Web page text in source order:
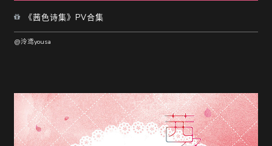
《茜色诗集》PV合集
@泠鸢yousa